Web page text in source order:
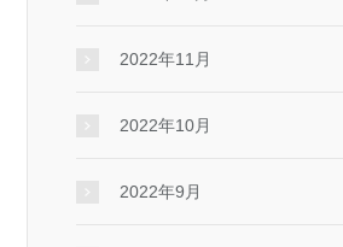
2022年11月
2022年10月
2022年9月